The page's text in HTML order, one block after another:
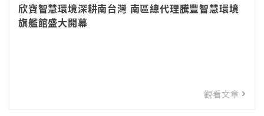
欣寶智慧環境深耕南台灣 南區總代理騰豐智慧環境
旗艦館盛大開幕
觀看文章